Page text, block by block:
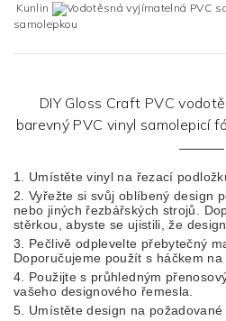
Kunlin
Vodotěsná vyjímatelná PVC
samolepkou
DIY Gloss Craft PVC
barevný PVC vinyl samolepicí
1. Umístěte vinyl na řezací
2. Vyřežte si svůj oblíbený design
nebo jiných řezbářských strojů.
stěrkou, abyste se ujistili, že
3. Pečlivě odplevelte přebytečný
Doporučujeme použít s háčkem na
4. Použijte s průhledným
vašeho designového řemesla.
5. Umístěte design na požadované